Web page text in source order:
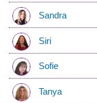
Sandra
Siri
Sofie
Tanya